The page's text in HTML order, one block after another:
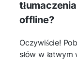
offline?
Oczywiście!
słów w